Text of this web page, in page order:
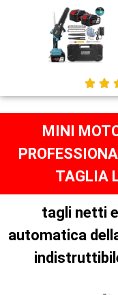
 
MINI
TAGLIA
tagli netti
automatica